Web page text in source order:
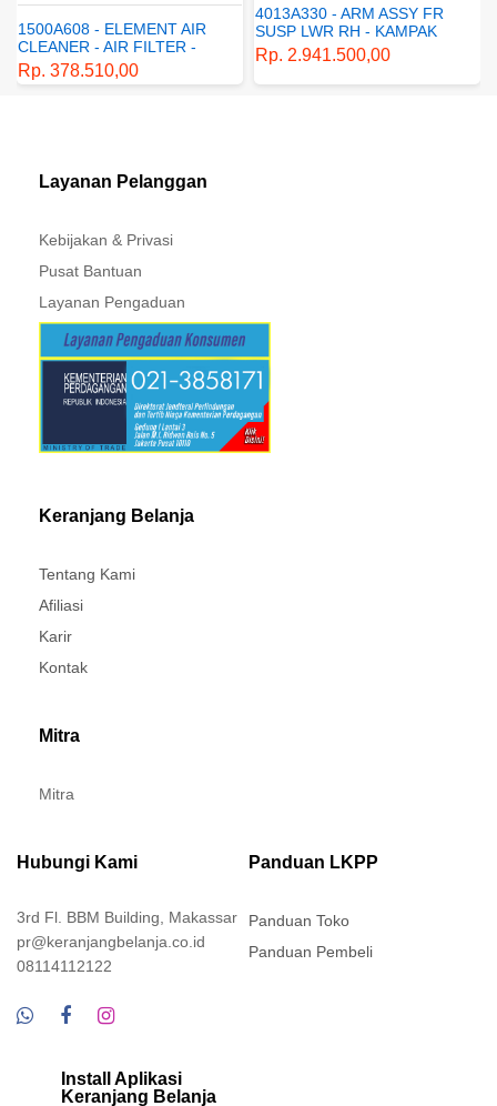
4013A330 - ARM ASSY FR
SUSP LWR RH - KAMPAK
DEPAN BAWAH KANAN -
GENUINE SPAREPART -
MITSUBISHI - XPANDER
Rp. 2.941.500,00
4162A413 - SHOCK
ABSORBER RR SUSP -
SUSPENSI BELAKANG -
SHOCKBREAKER
Layanan Pelanggan
Kebijakan & Privasi
Pusat Bantuan
Layanan Pengaduan
Keranjang Belanja
Tentang Kami
Afiliasi
Karir
Kontak
Mitra
Mitra
Hubungi Kami
3rd Fl. BBM Building, Makassar
pr@keranjangbelanja.co.id
08114112122
Panduan LKPP
Panduan Toko
Panduan Pembeli
Install Aplikasi
Keranjang Belanja